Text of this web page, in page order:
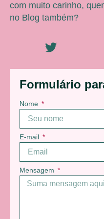
Formulário
Nome
E-mail
Mensagem
com muito carinho,
no Blog também?